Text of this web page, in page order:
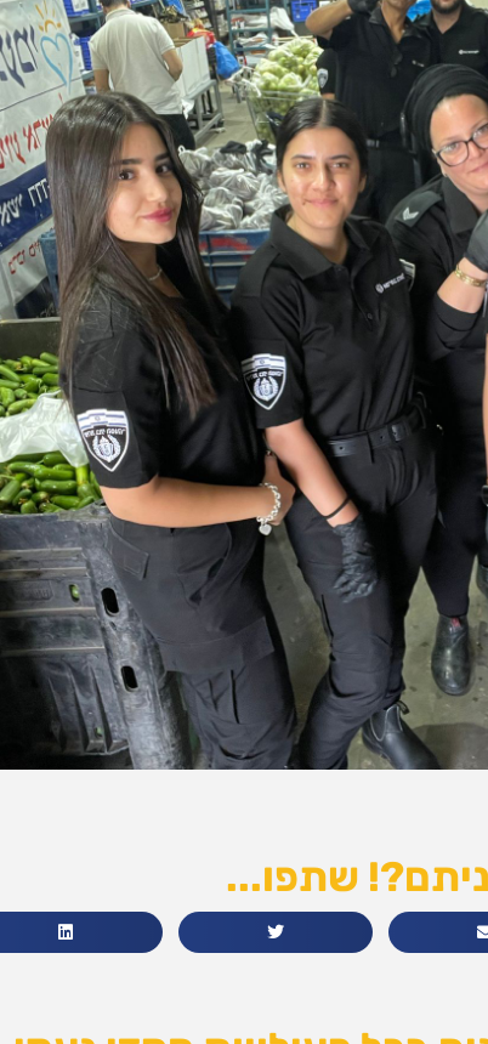
שתפו...